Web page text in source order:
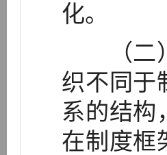
化。
（二）
织不同于
系的结构
在制度框